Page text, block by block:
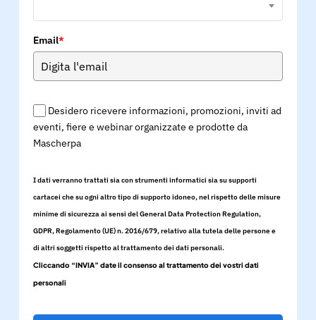
Email*
Desidero ricevere informazioni, promozioni, inviti ad
eventi, fiere e webinar organizzate e prodotte da
Mascherpa
I dati verranno trattati sia con strumenti informatici sia su supporti
cartacei che su ogni altro tipo di supporto idoneo, nel rispetto delle misure
minime di sicurezza ai sensi del General Data Protection Regulation,
GDPR, Regolamento (UE) n. 2016/679, relativo alla tutela delle persone e
di altri soggetti rispetto al trattamento dei dati personali.
Cliccando “INVIA” date il consenso al trattamento dei vostri dati
personali